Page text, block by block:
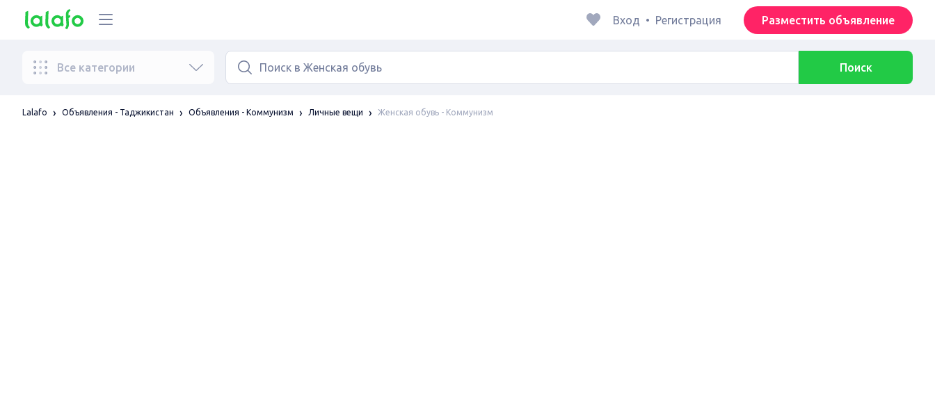
Вход • Регистрация Разместить объявление
Все категории Поиск
Lalafo Объявления - Таджикистан Объявления - Коммунизм Личные вещи Женская обувь - Коммунизм